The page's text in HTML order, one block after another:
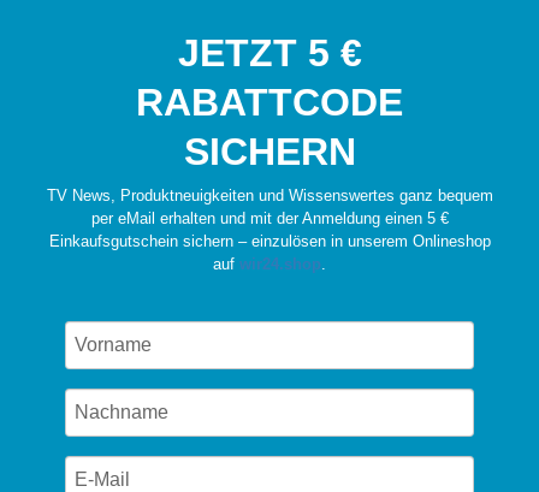
JETZT 5 €
RABATTCODE
SICHERN
TV News, Produktneuigkeiten und Wissenswertes ganz bequem
per eMail erhalten und mit der Anmeldung einen 5 €
Einkaufsgutschein sichern – einzulösen in unserem Onlineshop
auf wir24.shop.